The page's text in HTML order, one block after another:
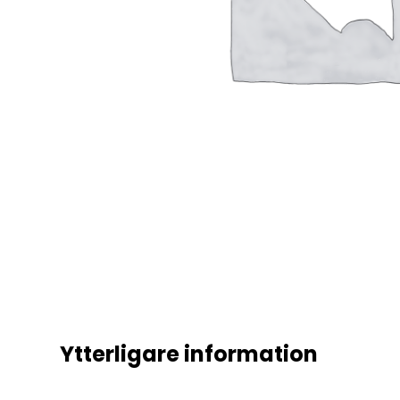
Ytterligare information